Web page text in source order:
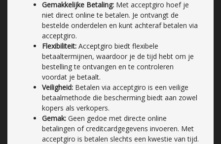
Gemakkelijke Betaling: Met acceptgiro hoef je
niet direct online te betalen. Je ontvangt de
bestelde onderdelen en kunt achteraf betalen via
acceptgiro.
Flexibiliteit: Acceptgiro biedt flexibele
betaaltermijnen, waardoor je de tijd hebt om je
bestelling te ontvangen en te controleren
voordat je betaalt.
Veiligheid: Betalen via acceptgiro is een veilige
betaalmethode die bescherming biedt aan zowel
kopers als verkopers.
Gemak: Geen gedoe met directe online
betalingen of creditcardgegevens invoeren. Met
acceptgiro is betalen slechts een kwestie van tijd.